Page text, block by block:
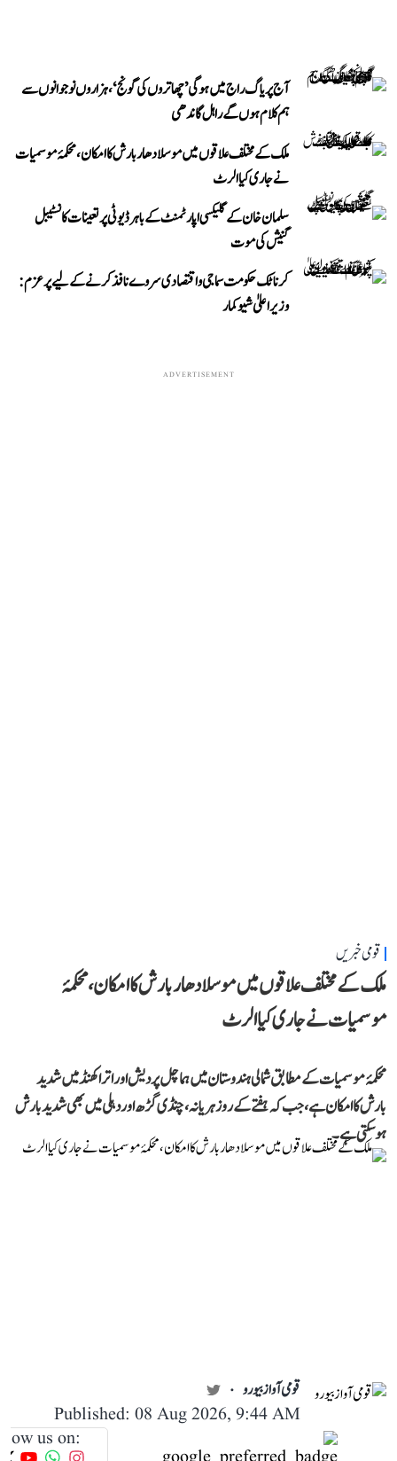
آج پریاگ راج میں ہوگی ’چھاتروں کی گونج‘، ہزاروں نوجوانوں سے
ہم کلام ہوں گے راہل گاندھی
ملک کے مختلف علاقوں میں موسلادھار بارش کا امکان، محکمۂ موسمیات
نے جاری کیا الرٹ
سلمان خان کے گلیکسی اپارٹمنٹ کے باہر ڈیوٹی پر تعینات کانسٹیبل
گنیش کی موت
کرناٹک حکومت سماجی و اقتصادی سروے نافذ کرنے کے لیے پرعزم:
وزیر اعلیٰ شیوکمار
ADVERTISEMENT
قومی خبریں
ملک کے مختلف علاقوں میں موسلادھار بارش کا امکان، محکمۂ
موسمیات نے جاری کیا الرٹ
محکمۂ موسمیات کے مطابق شمالی ہندوستان میں ہماچل پردیش اور اتراکھنڈ میں شدید
بارش کا امکان ہے، جب کہ ہفتے کے روز ہریانہ، چنڈی گڑھ اور دہلی میں بھی شدید بارش
ہوسکتی ہے۔
قومی آواز بیورو
Published: 08 Aug 2026, 9:44 AM
us on: